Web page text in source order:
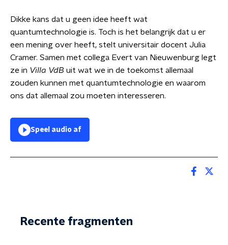
Dikke kans dat u geen idee heeft wat
quantumtechnologie is. Toch is het belangrijk dat u er
een mening over heeft, stelt universitair docent Julia
Cramer. Samen met collega Evert van Nieuwenburg legt
ze in Villa VdB uit wat we in de toekomst allemaal
zouden kunnen met quantumtechnologie en waarom
ons dat allemaal zou moeten interesseren.
Speel audio af
Recente fragmenten